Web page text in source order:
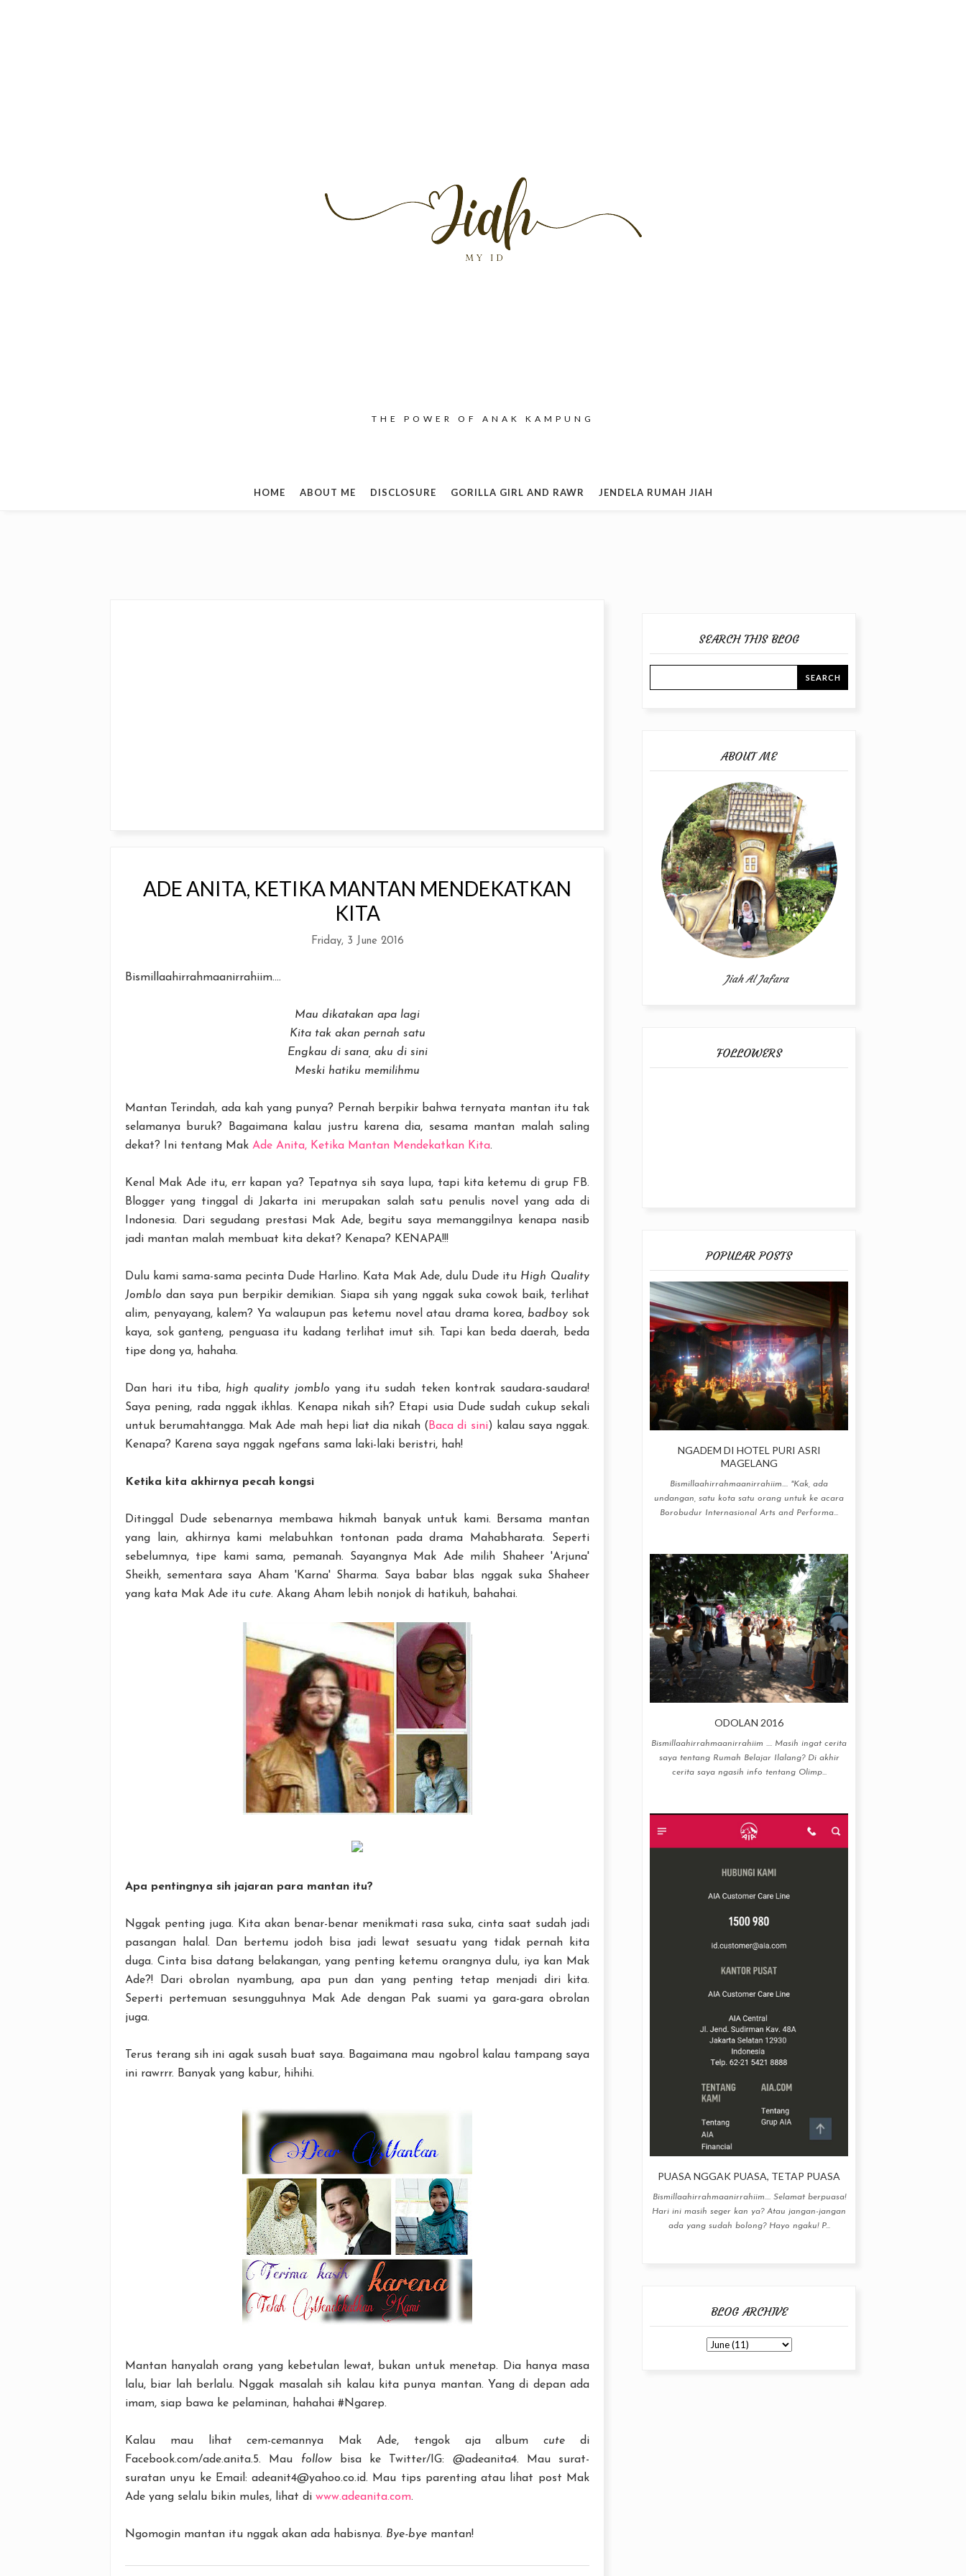
THE POWER OF ANAK KAMPUNG
HOME ABOUT ME DISCLOSURE GORILLA GIRL AND RAWR JENDELA RUMAH JIAH
ADE ANITA, KETIKA MANTAN MENDEKATKAN
KITA
Friday, 3 June 2016
Bismillaahirrahmaanirrahiim....
Mau dikatakan apa lagi
Kita tak akan pernah satu
Engkau di sana, aku di sini
Meski hatiku memilihmu
Mantan Terindah, ada kah yang punya? Pernah berpikir bahwa ternyata mantan itu tak
selamanya buruk? Bagaimana kalau justru karena dia, sesama mantan malah saling
dekat? Ini tentang Mak Ade Anita, Ketika Mantan Mendekatkan Kita.
Kenal Mak Ade itu, err kapan ya? Tepatnya sih saya lupa, tapi kita ketemu di grup FB.
Blogger yang tinggal di Jakarta ini merupakan salah satu penulis novel yang ada di
Indonesia. Dari segudang prestasi Mak Ade, begitu saya memanggilnya kenapa nasib
jadi mantan malah membuat kita dekat? Kenapa? KENAPA!!!
Dulu kami sama-sama pecinta Dude Harlino. Kata Mak Ade, dulu Dude itu High Quality
Jomblo dan saya pun berpikir demikian. Siapa sih yang nggak suka cowok baik, terlihat
alim, penyayang, kalem? Ya walaupun pas ketemu novel atau drama korea, badboy sok
kaya, sok ganteng, penguasa itu kadang terlihat imut sih. Tapi kan beda daerah, beda
tipe dong ya, hahaha.
Dan hari itu tiba, high quality jomblo yang itu sudah teken kontrak saudara-saudara!
Saya pening, rada nggak ikhlas. Kenapa nikah sih? Etapi usia Dude sudah cukup sekali
untuk berumahtangga. Mak Ade mah hepi liat dia nikah ( Baca di sini) kalau saya nggak.
Kenapa? Karena saya nggak ngefans sama laki-laki beristri, hah!
Ketika kita akhirnya pecah kongsi
Ditinggal Dude sebenarnya membawa hikmah banyak untuk kami. Bersama mantan
yang lain, akhirnya kami melabuhkan tontonan pada drama Mahabharata. Seperti
sebelumnya, tipe kami sama, pemanah. Sayangnya Mak Ade milih Shaheer 'Arjuna'
Sheikh, sementara saya Aham 'Karna' Sharma. Saya babar blas nggak suka Shaheer
yang kata Mak Ade itu cute. Akang Aham lebih nonjok di hatikuh, bahahai.
Apa pentingnya sih jajaran para mantan itu?
Nggak penting juga. Kita akan benar-benar menikmati rasa suka, cinta saat sudah jadi
pasangan halal. Dan bertemu jodoh bisa jadi lewat sesuatu yang tidak pernah kita
duga. Cinta bisa datang belakangan, yang penting ketemu orangnya dulu, iya kan Mak
Ade?! Dari obrolan nyambung, apa pun dan yang penting tetap menjadi diri kita.
Seperti pertemuan sesungguhnya Mak Ade dengan Pak suami ya gara-gara obrolan
juga.
Terus terang sih ini agak susah buat saya. Bagaimana mau ngobrol kalau tampang saya
ini rawrrr. Banyak yang kabur, hihihi.
Mantan hanyalah orang yang kebetulan lewat, bukan untuk menetap. Dia hanya masa
lalu, biar lah berlalu. Nggak masalah sih kalau kita punya mantan. Yang di depan ada
imam, siap bawa ke pelaminan, hahahai #Ngarep.
Kalau mau lihat cem-cemannya Mak Ade, tengok aja albumcute di
Facebook.com/ade.anita.5. Mau followbisa ke Twitter/IG: @adeanita4. Mau surat-
suratan unyu ke Email: adeanit4@yahoo.co.id. Mau tips parenting atau lihat post Mak
Ade yang selalu bikin mules, lihat di www.adeanita.com.
Ngomogin mantan itu nggak akan ada habisnya. Bye-bye mantan!
SEARCH THIS BLOG
ABOUT ME
Jiah Al Jafara
FOLLOWERS
POPULAR POSTS
NGADEM DI HOTEL PURI ASRI
MAGELANG
Bismillaahirrahmaanirrahiim.... "Kak, ada
undangan, satu kota satu orang untuk ke acara
Borobudur Internasional Arts and Performa...
ODOLAN 2016
Bismillaahirrahmaanirrahiim .... Masih ingat cerita
saya tentang Rumah Belajar Ilalang? Di akhir
cerita saya ngasih info tentang Olimp...
PUASA NGGAK PUASA, TETAP PUASA
Bismillaahirrahmaanirrahiim.... Selamat berpuasa!
Hari ini masih seger kan ya? Atau jangan-jangan
ada yang sudah bolong? Hayo ngaku! P...
BLOG ARCHIVE